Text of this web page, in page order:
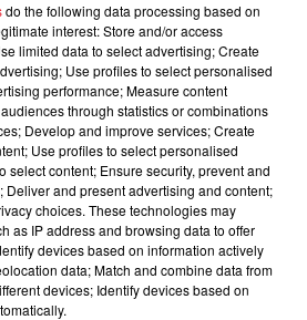
do the following data processing based on
interest: Store and/or access
limited data to select advertising; Create
Use profiles to select personalised
performance; Measure content
through statistics or combinations
Develop and improve services; Create
Use profiles to select personalised
select content; Ensure security, prevent and
Deliver and present advertising and content;
choices. These technologies may
as IP address and browsing data to offer
devices based on information actively
data; Match and combine data from
devices; Identify devices based on